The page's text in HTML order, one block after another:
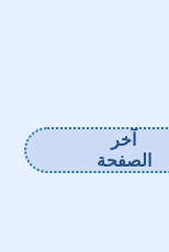
آخر
الصفحة